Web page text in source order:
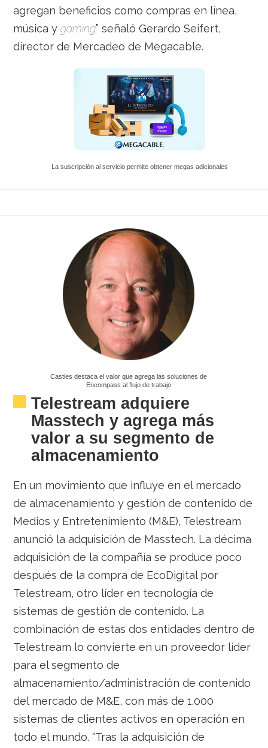
agregan beneficios como compras en línea,
música y gaming” señaló Gerardo Seifert,
director de Mercadeo de Megacable.
La suscripción al servicio permite obtener megas adicionales
Castles destaca el valor que agrega las soluciones de
Encompass al flujo de trabajo
Telestream adquiere
Masstech y agrega más
valor a su segmento de
almacenamiento
En un movimiento que influye en el mercado
de almacenamiento y gestión de contenido de
Medios y Entretenimiento (M&E), Telestream
anunció la adquisición de Masstech. La décima
adquisición de la compañía se produce poco
después de la compra de EcoDigital por
Telestream, otro líder en tecnología de
sistemas de gestión de contenido. La
combinación de estas dos entidades dentro de
Telestream lo convierte en un proveedor líder
para el segmento de
almacenamiento/administración de contenido
del mercado de M&E, con más de 1.000
sistemas de clientes activos en operación en
todo el mundo. “Tras la adquisición de